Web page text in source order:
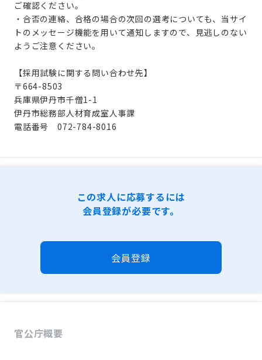
ご確認ください。
・合否の連絡、合格の場合の次回の選考についても、当サイ
トのメッセージ機能を用いて通知しますので、見逃しのない
ようご注意ください。
【採用試験に関する問い合わせ先】
〒664-8503
兵庫県伊丹市千僧1-1
伊丹市総務部人材育成室人事課
電話番号 072-784-8016
この求人に応募するには
会員登録が必要です。
会員登録
官公庁概要